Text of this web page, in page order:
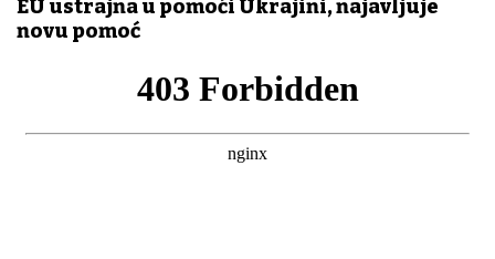
EU ustrajna u pomoći Ukrajini, najavljuje
novu pomoć